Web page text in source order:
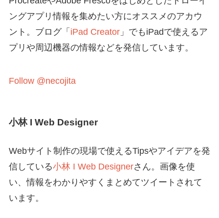
ングアプリ情報を集めたい方にオススメのアカウ
ント。ブログ「 iPad Creator」でもiPadで使えるア
プリや周辺機器の情報などを発信しています。
Follow @necojita
小林 I Web Designer
Webサイト制作の現場で使えるTipsやアイデアを発
信している小林 I Web Designerさん。画像を使
い、情報をわかりやすくまとめてツイートされて
います。